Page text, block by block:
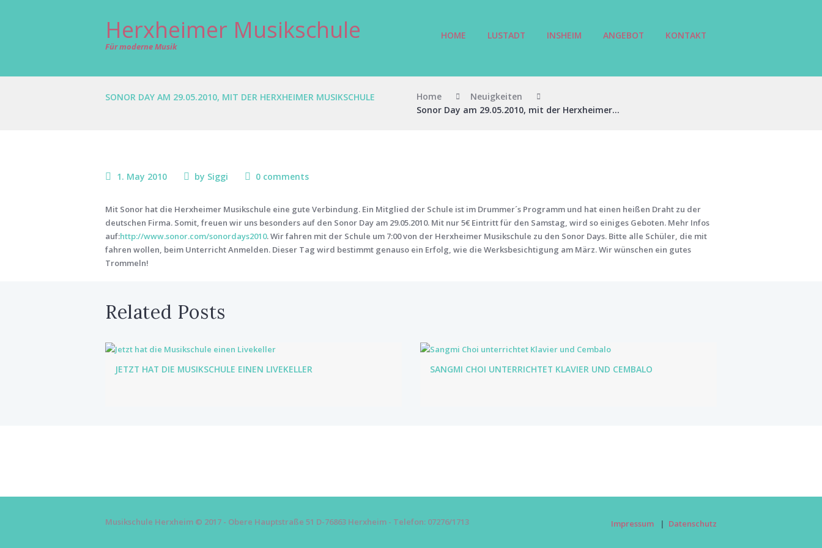
Herxheimer Musikschule
Für moderne Musik
HOME LUSTADT INSHEIM ANGEBOT KONTAKT
SONOR DAY AM 29.05.2010, MIT DER HERXHEIMER MUSIKSCHULE Home
Neuigkeiten
Sonor Day am 29.05.2010, mit der Herxheimer...
1. May 2010 by Siggi 0 comments
Mit Sonor hat die Herxheimer Musikschule eine gute Verbindung. Ein Mitglied der Schule ist im Drummer´s Programm und hat einen heißen Draht zu der
deutschen Firma. Somit, freuen wir uns besonders auf den Sonor Day am 29.05.2010. Mit nur 5€ Eintritt für den Samstag, wird so einiges Geboten. Mehr Infos
auf:http://www.sonor.com/sonordays2010. Wir fahren mit der Schule um 7:00 von der Herxheimer Musikschule zu den Sonor Days. Bitte alle Schüler, die mit
fahren wollen, beim Unterricht Anmelden. Dieser Tag wird bestimmt genauso ein Erfolg, wie die Werksbesichtigung am März. Wir wünschen ein gutes
Trommeln!
Related Posts
JETZT HAT DIE MUSIKSCHULE EINEN LIVEKELLER SANGMI CHOI UNTERRICHTET KLAVIER UND CEMBALO
Impressum Datenschutz
Musikschule Herxheim © 2017 - Obere Hauptstraße 51 D-76863 Herxheim - Telefon: 07276/1713